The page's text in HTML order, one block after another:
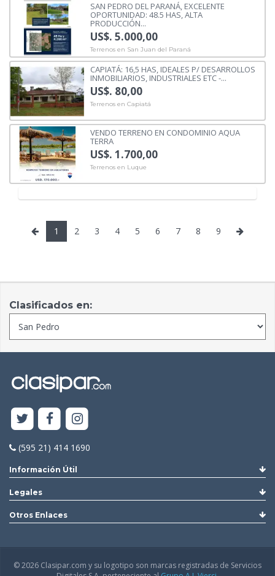
SAN PEDRO DEL PARANÁ, EXCELENTE
OPORTUNIDAD: 48.5 HAS, ALTA
PRODUCCIÓN...
US$. 5.000,00
Terrenos en San Juan del Paraná
CAPIATÁ: 16,5 HAS, IDEALES P/ DESARROLLOS
INMOBILIARIOS, INDUSTRIALES ETC -...
US$. 80,00
Terrenos en Capiatá
VENDO TERRENO EN CONDOMINIO AQUA
TERRA
US$. 1.700,00
Terrenos en Luque
1 2 3 4 5 6 7 8 9
Clasificados en:
(595 21) 414 1690
Información Útil
Legales
Otros Enlaces
© 2026 Clasipar.com y su logotipo son marcas registradas de Servicios